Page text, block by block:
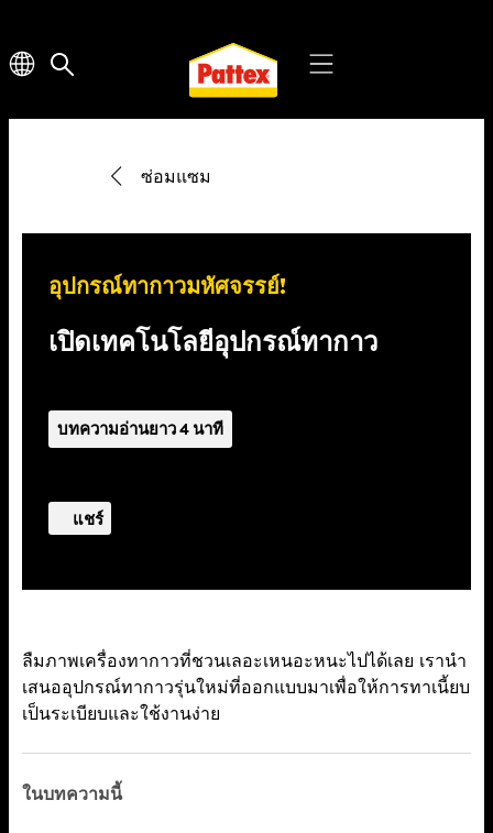
ซ่อมแซม
อุปกรณ์ทากาวมหัศจรรย์!
เปิดเทคโนโลยีอุปกรณ์ทากาว
บทความอ่านยาว 4 นาที
แชร์
ลืมภาพเครื่องทากาวที่ชวนเลอะเหนอะหนะไปได้เลย เรานำ
เสนออุปกรณ์ทากาวรุ่นใหม่ที่ออกแบบมาเพื่อให้การทาเนี้ยบ
เป็นระเบียบและใช้งานง่าย
ในบทความนี้